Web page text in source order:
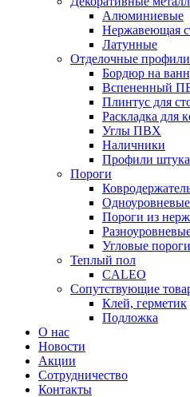
Алюминиевые
Нержавеющая
Латунные
Отделочные
Бордюр на
Вспененный
Плинтус для
Раскладка для
Углы ПВХ
Наличники
Профили
Пороги
Пороги из
Угловые пороги
Теплый пол
CALEO
Сопутствующие
Клей, герметик
Подложка
О нас
Новости
Акции
Сотрудничество
Контакты